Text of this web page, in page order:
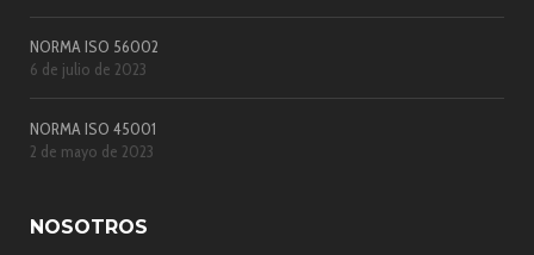
NORMA ISO 56002
6 de julio de 2023
NORMA ISO 45001
2 de mayo de 2023
NOSOTROS